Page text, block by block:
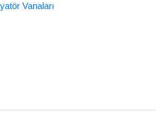
Vanaları